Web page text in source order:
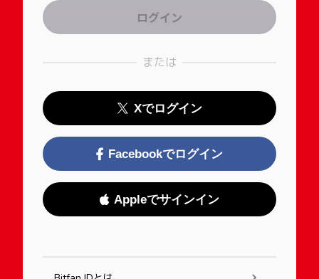
または
Xでログイン
Facebookでログイン
Appleでサインイン